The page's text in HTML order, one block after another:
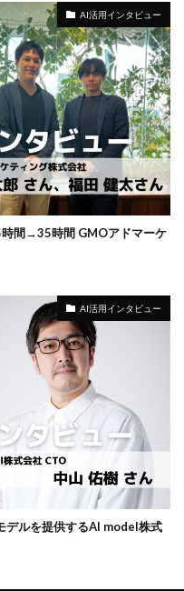
AI活用インタビュー
間→35時間 GMOアドマーケ
AI活用インタビュー
デルを提供するAI model株式